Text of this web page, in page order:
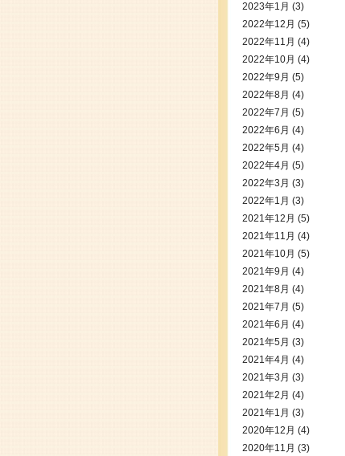
2023年1月 (3)
2022年12月 (5)
2022年11月 (4)
2022年10月 (4)
2022年9月 (5)
2022年8月 (4)
2022年7月 (5)
2022年6月 (4)
2022年5月 (4)
2022年4月 (5)
2022年3月 (3)
2022年1月 (3)
2021年12月 (5)
2021年11月 (4)
2021年10月 (5)
2021年9月 (4)
2021年8月 (4)
2021年7月 (5)
2021年6月 (4)
2021年5月 (3)
2021年4月 (4)
2021年3月 (3)
2021年2月 (4)
2021年1月 (3)
2020年12月 (4)
2020年11月 (3)